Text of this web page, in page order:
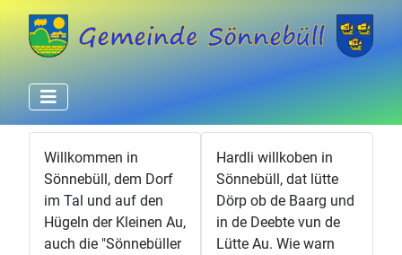
Willkommen in
Sönnebüll, dem Dorf
im Tal und auf den
Hügeln der Kleinen Au,
auch die "Sönnebüller
Hardli willkoben in
Sönnebüll, dat lütte
Dörp ob de Baarg und
in de Deebte vun de
Lütte Au. Wie warn